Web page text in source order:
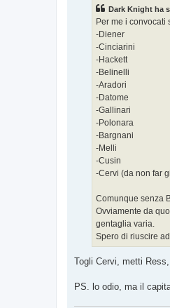
Dark Knight ha
Per me i
-Diener
-Cinciarini
-Hackett
-Belinelli
-Aradori
-Datome
-Gallinari
-Polonara
-Bargnani
-Melli
-Cusin
-Cervi (da non far
Comunque senza
Ovviamente da
gentaglia varia.
Spero di riuscire
Togli Cervi, metti
PS. lo odio, ma il